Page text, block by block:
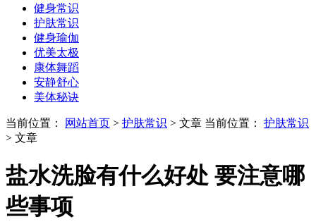
健身常识
护肤常识
健身瑜伽
优美太极
康体舞蹈
安静舒心
美体秘诀
当前位置： 网站首页 > 护肤常识 > 文章 当前位置： 护肤常识
> 文章
盐水洗脸有什么好处 要注意哪
些事项